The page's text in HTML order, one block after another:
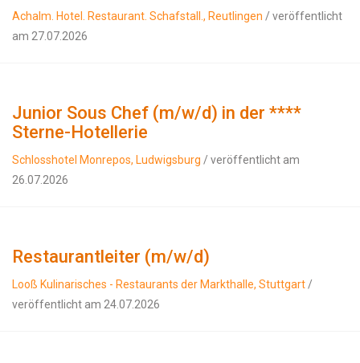
Achalm. Hotel. Restaurant. Schafstall., Reutlingen / veröffentlicht
am 27.07.2026
Junior Sous Chef (m/w/d) in der ****
Sterne-Hotellerie
Schlosshotel Monrepos, Ludwigsburg / veröffentlicht am
26.07.2026
Restaurantleiter (m/w/d)
Looß Kulinarisches - Restaurants der Markthalle, Stuttgart /
veröffentlicht am 24.07.2026